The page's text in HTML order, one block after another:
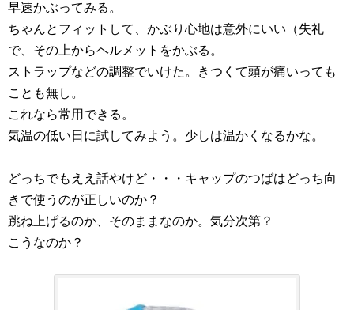
早速かぶってみる。
ちゃんとフィットして、かぶり心地は意外にいい（失礼
で、その上からヘルメットをかぶる。
ストラップなどの調整でいけた。きつくて頭が痛いっても
ことも無し。
これなら常用できる。
気温の低い日に試してみよう。少しは温かくなるかな。
どっちでもええ話やけど・・・キャップのつばはどっち向
きで使うのが正しいのか？
跳ね上げるのか、そのままなのか。気分次第？
こうなのか？